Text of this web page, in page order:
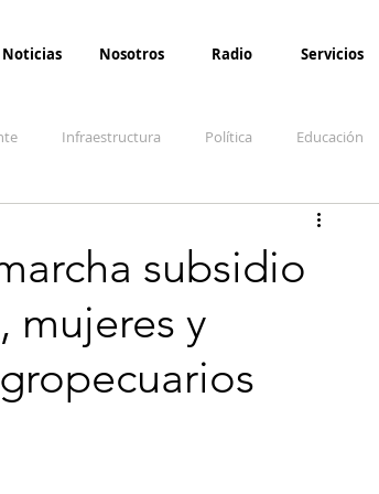
Noticias Nosotros Radio Servicios
Infraestructura Política Educación
Paz
Conflicto armado interno
subsidio
mujeres y